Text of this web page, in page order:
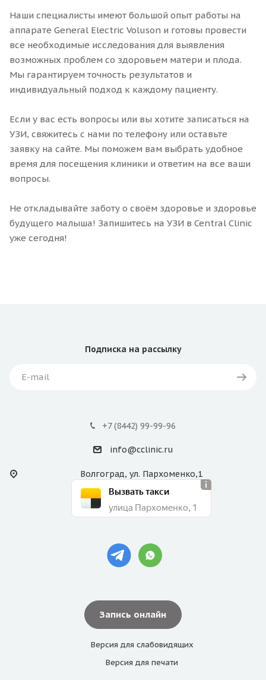
Наши специалисты имеют большой опыт работы на
аппарате General Electric Voluson и готовы провести
все необходимые исследования для выявления
возможных проблем со здоровьем матери и плода.
Мы гарантируем точность результатов и
индивидуальный подход к каждому пациенту.
Если у вас есть вопросы или вы хотите записаться на
УЗИ, свяжитесь с нами по телефону или оставьте
заявку на сайте. Мы поможем вам выбрать удобное
время для посещения клиники и ответим на все ваши
вопросы.
Не откладывайте заботу о своём здоровье и здоровье
будущего малыша! Запишитесь на УЗИ в Central Clinic
уже сегодня!
Подписка на рассылку
+7 (8442) 99-99-96
info@cclinic.ru
Волгоград, ул. Пархоменко,1
Вызвать такси
улица Пархоменко, 1
Запись онлайн
Версия для слабовидящих
Версия для печати